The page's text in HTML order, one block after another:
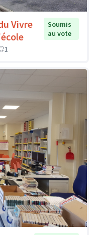
Vivre
Soumis
au vote
1